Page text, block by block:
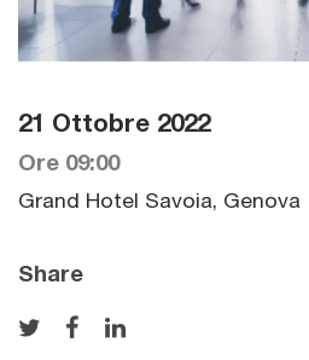
21 Ottobre 2022
Ore 09:00
Grand Hotel Savoia, Genova
Share